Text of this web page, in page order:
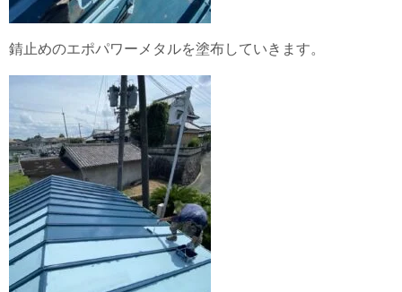
錆止めのエポパワーメタルを塗布していきます。